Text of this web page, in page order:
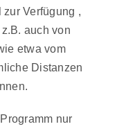
Verfügung ,
auch von
etwa vom
Distanzen
nur